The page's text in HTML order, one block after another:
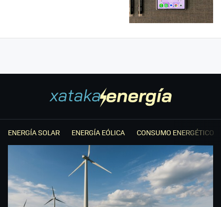
ENERGÍA SOLAR ENERGÍA EÓLICA CONSUMO ENERGÉTICO